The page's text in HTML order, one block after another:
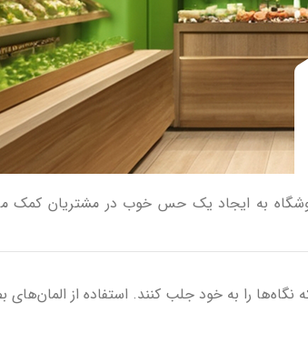
به ایجاد یک حس خوب در مشتریان کمک
نگاه‌ها را به خود جلب کنند. استفاده از